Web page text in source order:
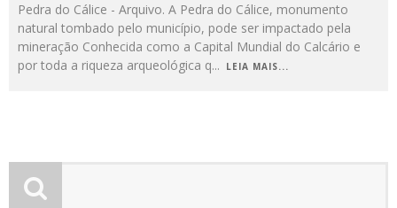
Pedra do Cálice - Arquivo. A Pedra do Cálice, monumento
natural tombado pelo município, pode ser impactado pela
mineração Conhecida como a Capital Mundial do Calcário e
por toda a riqueza arqueológica q... LEIA MAIS...